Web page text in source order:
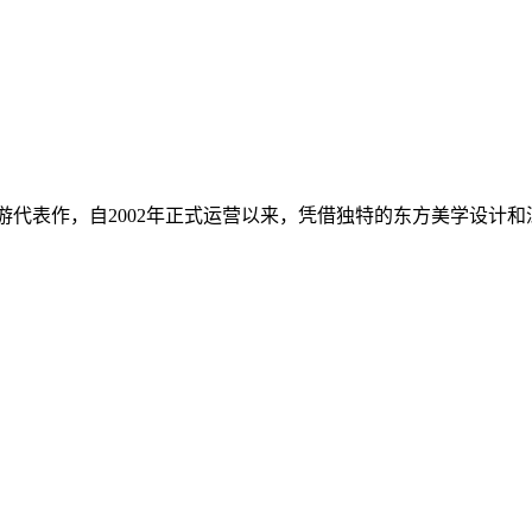
作，自2002年正式运营以来，凭借独特的东方美学设计